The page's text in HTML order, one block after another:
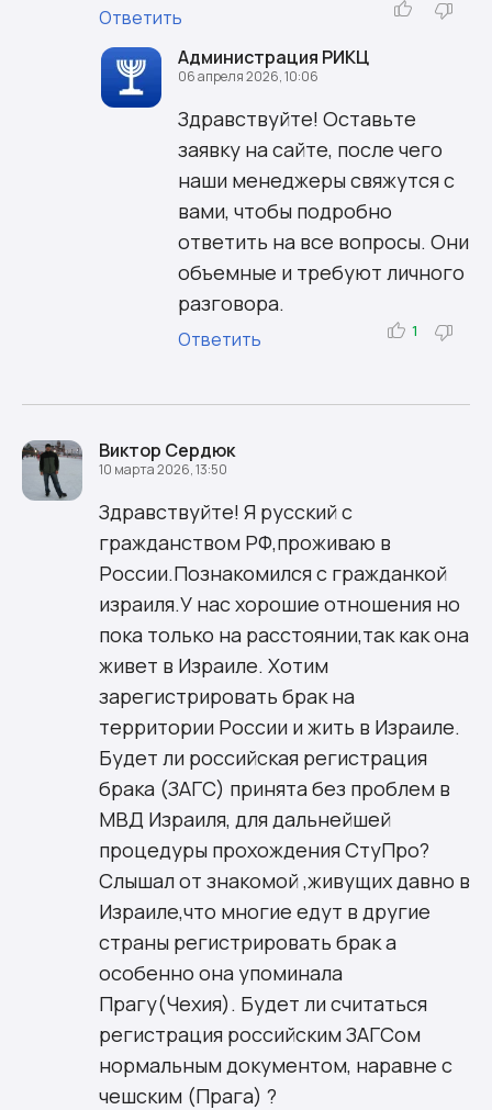
Ответить
Администрация РИКЦ
06 апреля 2026, 10:06
Здравствуйте! Оставьте
заявку на сайте, после чего
наши менеджеры свяжутся с
вами, чтобы подробно
ответить на все вопросы. Они
объемные и требуют личного
разговора.
1
Ответить
Виктор Сердюк
10 марта 2026, 13:50
Здравствуйте! Я русский с
гражданством РФ,проживаю в
России.Познакомился с гражданкой
израиля.У нас хорошие отношения но
пока только на расстоянии,так как она
живет в Израиле. Хотим
зарегистрировать брак на
территории России и жить в Израиле.
Будет ли российская регистрация
брака (ЗАГС) принята без проблем в
МВД Израиля, для дальнейшей
процедуры прохождения СтуПро?
Слышал от знакомой ,живущих давно в
Израиле,что многие едут в другие
страны регистрировать брак а
особенно она упоминала
Прагу(Чехия). Будет ли считаться
регистрация российским ЗАГСом
нормальным документом, наравне с
чешским (Прага) ?